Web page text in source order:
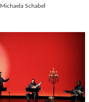
Michaela Schabel